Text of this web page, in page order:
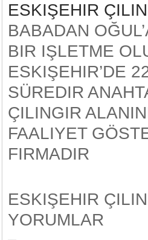
ESKIŞEHIR
BABADAN
BIR IŞLETME
ESKIŞEHIR’DE
SÜREDIR
ÇILINGIR
FAALIYET
FIRMADIR
ESKIŞEHIR
YORUMLAR